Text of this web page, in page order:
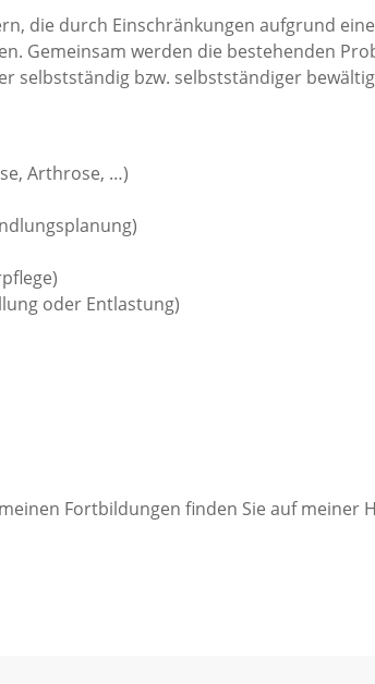
die durch Einschränkungen aufgrund
Gemeinsam werden die bestehenden
selbstständig bzw. selbstständiger
Arthrose, …)
oder Entlastung)
Fortbildungen finden Sie auf meiner